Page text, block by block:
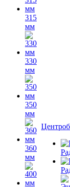
315
мм
330
мм
350
мм
360
мм